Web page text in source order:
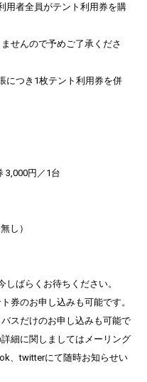
用者全員がテント利用券を購
せんので予めご了承くださ
につき1枚テント利用券を併
3,000円／1台
し）
ばらくお待ちください。
券のお申し込みも可能です。
スだけのお申し込みも可能で
細に関しましてはメーリング
、twitterにて随時お知らせい